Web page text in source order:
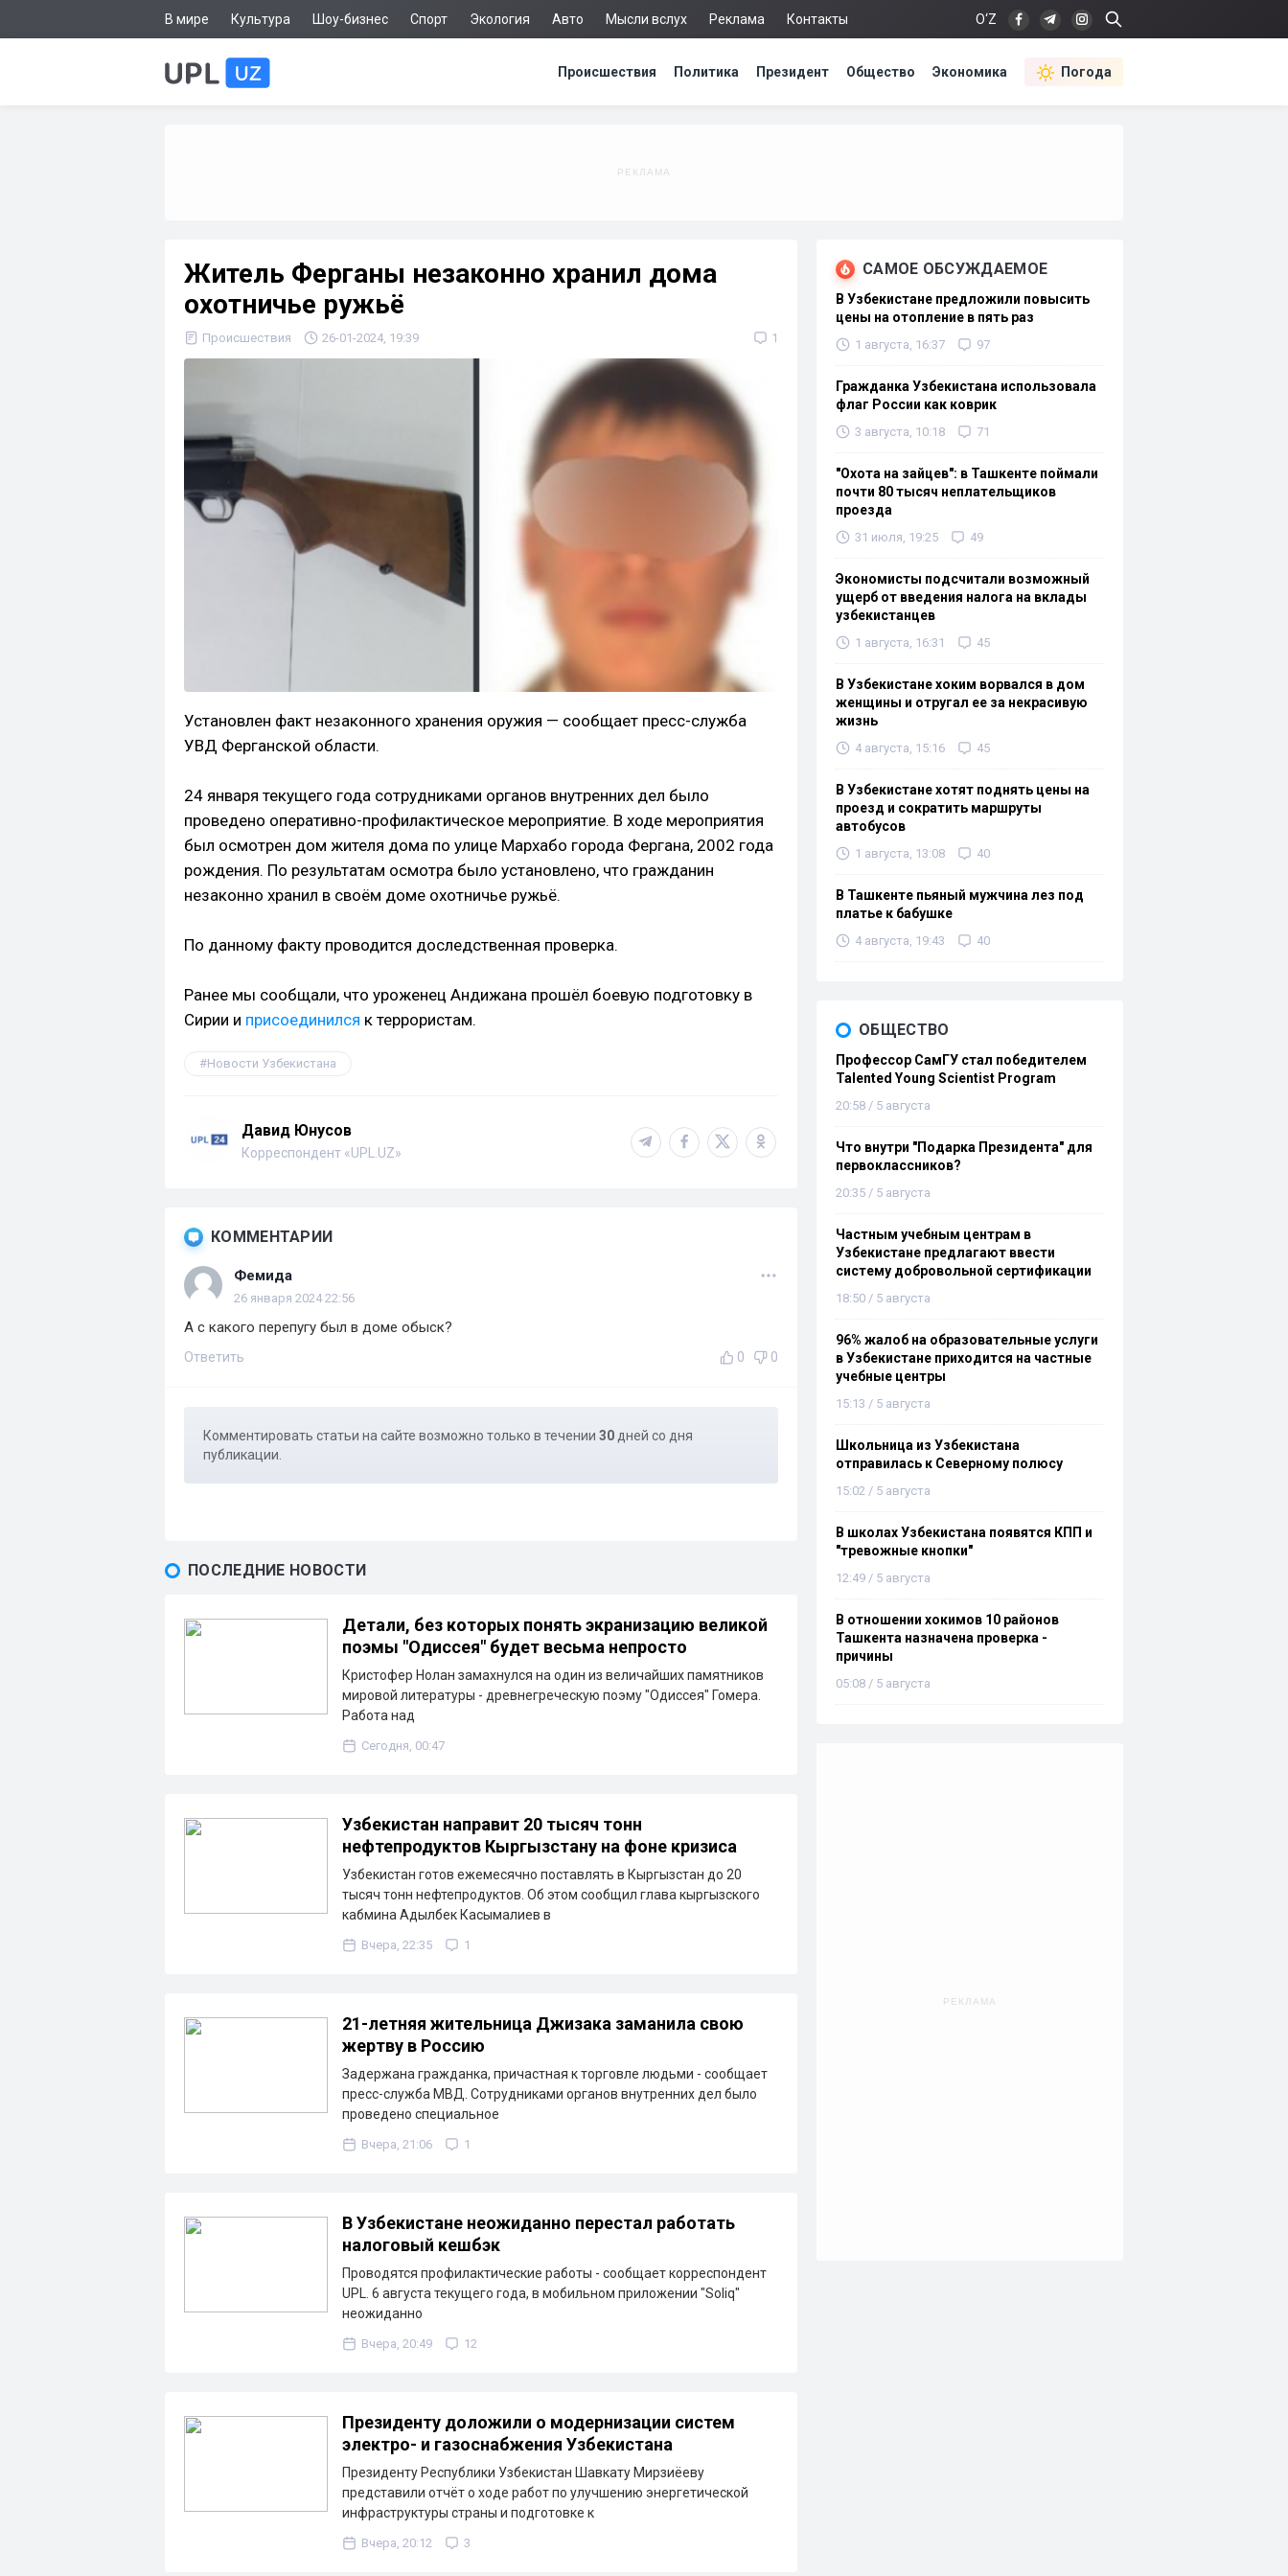
В мире Культура Шоу-бизнес Спорт Экология Авто Мысли вслух Реклама Контакты O‘Z
Происшествия Политика Президент Общество Экономика Погода
Житель Ферганы незаконно хранил дома
охотничье ружьё
Происшествия 26-01-2024, 19:39 1
Установлен факт незаконного хранения оружия — сообщает пресс-служба
УВД Ферганской области.
24 января текущего года сотрудниками органов внутренних дел было
проведено оперативно-профилактическое мероприятие. В ходе мероприятия
был осмотрен дом жителя дома по улице Мархабо города Фергана, 2002 года
рождения. По результатам осмотра было установлено, что гражданин
незаконно хранил в своём доме охотничье ружьё.
По данному факту проводится доследственная проверка.
Ранее мы сообщали, что уроженец Андижана прошёл боевую подготовку в
Сирии и присоединился к террористам.
Новости Узбекистана
Давид Юнусов
Корреспондент «UPL.UZ»
КОММЕНТАРИИ
Фемида
26 января 2024 22:56
А с какого перепугу был в доме обыск?
Ответить 0 0
Комментировать статьи на сайте возможно только в течении 30 дней со дня
публикации.
ПОСЛЕДНИЕ НОВОСТИ
Детали, без которых понять экранизацию великой
поэмы "Одиссея" будет весьма непросто
Кристофер Нолан замахнулся на один из величайших памятников
мировой литературы - древнегреческую поэму "Одиссея" Гомера.
Работа над
Сегодня, 00:47
Узбекистан направит 20 тысяч тонн
нефтепродуктов Кыргызстану на фоне кризиса
Узбекистан готов ежемесячно поставлять в Кыргызстан до 20
тысяч тонн нефтепродуктов. Об этом сообщил глава кыргызского
кабмина Адылбек Касымалиев в
Вчера, 22:35 1
21-летняя жительница Джизака заманила свою
жертву в Россию
Задержана гражданка, причастная к торговле людьми - сообщает
пресс-служба МВД. Сотрудниками органов внутренних дел было
проведено специальное
Вчера, 21:06 1
В Узбекистане неожиданно перестал работать
налоговый кешбэк
Проводятся профилактические работы - сообщает корреспондент
UPL. 6 августа текущего года, в мобильном приложении "Soliq"
неожиданно
Вчера, 20:49 12
Президенту доложили о модернизации систем
электро- и газоснабжения Узбекистана
Президенту Республики Узбекистан Шавкату Мирзиёеву
представили отчёт о ходе работ по улучшению энергетической
инфраструктуры страны и подготовке к
Вчера, 20:12 3
САМОЕ ОБСУЖДАЕМОЕ
В Узбекистане предложили повысить
цены на отопление в пять раз
1 августа, 16:37 97
Гражданка Узбекистана использовала
флаг России как коврик
3 августа, 10:18 71
"Охота на зайцев": в Ташкенте поймали
почти 80 тысяч неплательщиков
проезда
31 июля, 19:25 49
Экономисты подсчитали возможный
ущерб от введения налога на вклады
узбекистанцев
1 августа, 16:31 45
В Узбекистане хоким ворвался в дом
женщины и отругал ее за некрасивую
жизнь
4 августа, 15:16 45
В Узбекистане хотят поднять цены на
проезд и сократить маршруты
автобусов
1 августа, 13:08 40
В Ташкенте пьяный мужчина лез под
платье к бабушке
4 августа, 19:43 40
ОБЩЕСТВО
Профессор СамГУ стал победителем
Talented Young Scientist Program
20:58 / 5 августа
Что внутри "Подарка Президента" для
первоклассников?
20:35 / 5 августа
Частным учебным центрам в
Узбекистане предлагают ввести
систему добровольной сертификации
18:50 / 5 августа
96% жалоб на образовательные услуги
в Узбекистане приходится на частные
учебные центры
15:13 / 5 августа
Школьница из Узбекистана
отправилась к Северному полюсу
15:02 / 5 августа
В школах Узбекистана появятся КПП и
"тревожные кнопки"
12:49 / 5 августа
В отношении хокимов 10 районов
Ташкента назначена проверка -
причины
05:08 / 5 августа